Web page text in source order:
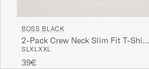
BOSS BLACK
2-Pack Crew Neck Slim Fit T-Shirt
Black
SLXLXXL
39€